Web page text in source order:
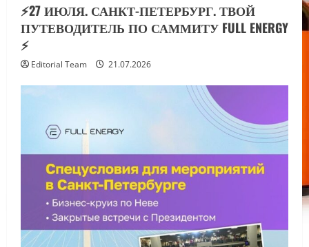
⚡️27 ИЮЛЯ. САНКТ-ПЕТЕРБУРГ. ТВОЙ
ПУТЕВОДИТЕЛЬ ПО САММИТУ FULL ENERGY
⚡️
Editorial Team 21.07.2026